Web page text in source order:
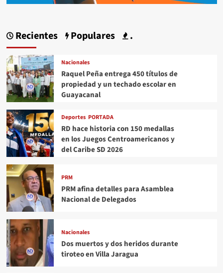
Recientes Populares .
Nacionales
Raquel Peña entrega 450 títulos de
propiedad y un techado escolar en
Guayacanal
Deportes PORTADA
RD hace historia con 150 medallas
en los Juegos Centroamericanos y
del Caribe SD 2026
PRM
PRM afina detalles para Asamblea
Nacional de Delegados
Nacionales
Dos muertos y dos heridos durante
tiroteo en Villa Jaragua